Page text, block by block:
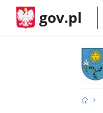
gov.pl